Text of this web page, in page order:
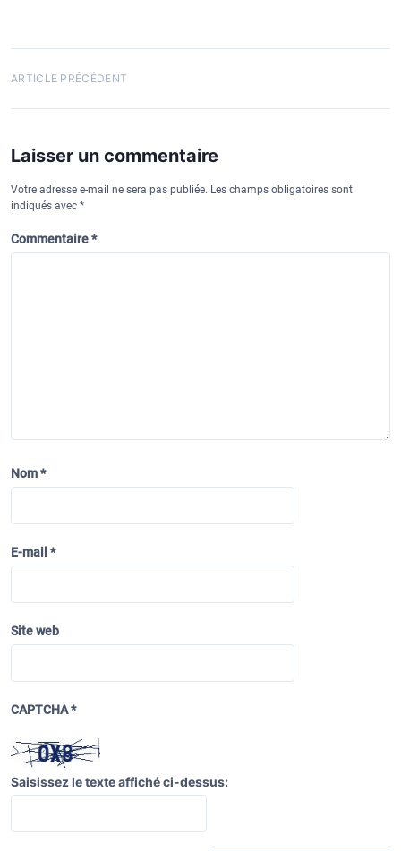
N
a
i
g
a
t
’
r
c
e
ARTICLE PRÉCÉDENT
Laisser un commentaire
Votre adresse e-mail ne sera pas publiée. Les champs obligatoires sont
indiqués avec *
Commentaire*
Nom*
E-mail *
Site web
CAPTCHA*
Saisissez le texte affiché ci-dessus: